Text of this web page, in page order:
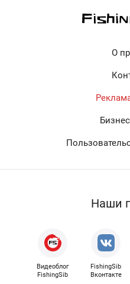
О
Наши
Видеоблог
FishingSib
FishingSib
Вконтакте